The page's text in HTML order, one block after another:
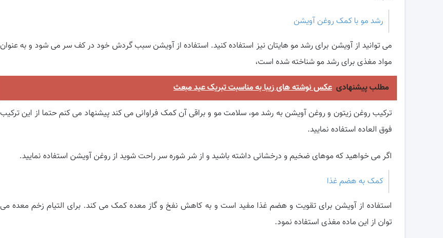
رشد مو با کمک روغن آویشن
می توانید از آویشن برای رشد مو هایتان نیز استفاده کنید. استفاده از آویشن سبب گردش خود در کف سر می شود و به عنوان
مواد مغذی برای رشد مو شناخته شده است،
مطلب پیشنهادی عکس نوشته های زیبا به مناسبت تبریک عید مبعث
ترکیب روغن زیتون و روغن آویشن به رشد مو، سلامت مو و براقی آن کمک فراوانی می کند پیشنهاد می کنم حتما از این ترکیب
فوق العاده استفاده نمایید.
اگر می خواهید که موهای ضخیم و درخشانی داشته باشید و از شر شوره سر راحت شوید از روغن آویشن استفاده نمایید.
کمک به هضم غذا
استفاده از آویشن برای تقویت و هضم غذا مفید است و به کاهش نفخ و گاز معده کمک می کند. برای التیام زخم معده می
توان از این ماده مغذی استفاده نمود.